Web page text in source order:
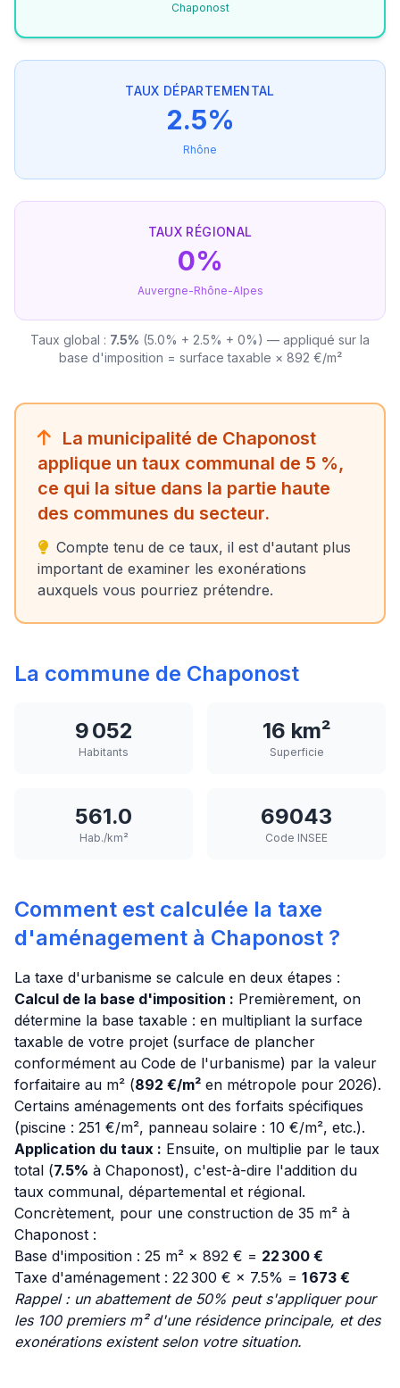
Chaponost
TAUX DÉPARTEMENTAL
2.5%
Rhône
TAUX RÉGIONAL
0%
Auvergne-Rhône-Alpes
Taux global : 7.5% (5.0% + 2.5% + 0%) — appliqué sur la
base d'imposition = surface taxable × 892 €/m²
La municipalité de Chaponost
applique un taux communal de 5 %,
ce qui la situe dans la partie haute
des communes du secteur.
Compte tenu de ce taux, il est d'autant plus
important de examiner les exonérations
auxquels vous pourriez prétendre.
La commune de Chaponost
9 052
Habitants
16 km²
Superficie
561.0
Hab./km²
69043
Code INSEE
Comment est calculée la taxe
d'aménagement à Chaponost ?
La taxe d'urbanisme se calcule en deux étapes :
Calcul de la base d'imposition : Premièrement, on
détermine la base taxable : en multipliant la surface
taxable de votre projet (surface de plancher
conformément au Code de l'urbanisme) par la valeur
forfaitaire au m² (892 €/m² en métropole pour 2026).
Certains aménagements ont des forfaits spécifiques
(piscine : 251 €/m², panneau solaire : 10 €/m², etc.).
Application du taux : Ensuite, on multiplie par le taux
total (7.5% à Chaponost), c'est-à-dire l'addition du
taux communal, départemental et régional.
Concrètement, pour une construction de 35 m² à
Chaponost :
Base d'imposition : 25 m² × 892 € = 22 300 €
Taxe d'aménagement : 22 300 € × 7.5% = 1 673 €
Rappel : un abattement de 50% peut s'appliquer pour
les 100 premiers m² d'une résidence principale, et des
exonérations existent selon votre situation.